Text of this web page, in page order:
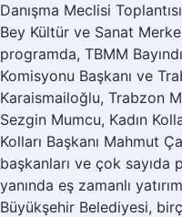
Danışma Meclisi
Bey Kültür ve Sanat
programda, TBMM
Komisyonu Başkanı ve
Karaismailoğlu, Trabzon
Sezgin Mumcu, Kadın
Kolları Başkanı Mahmut
başkanları ve çok
yanında eş zamanlı
Büyükşehir Belediyesi,